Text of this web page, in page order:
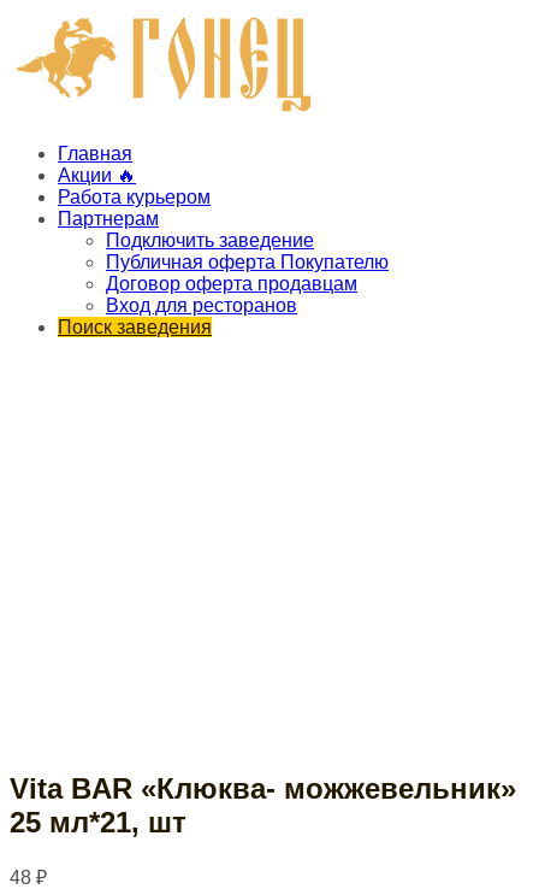
Главная
Акции 🔥
Работа курьером
Партнерам
Подключить заведение
Публичная оферта Покупателю
Договор оферта продавцам
Вход для ресторанов
Поиск заведения
Vita BAR «Клюква- можжевельник»
25 мл*21, шт
48 ₽